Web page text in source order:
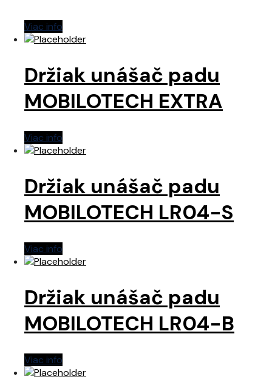
Viac info
Držiak unášač padu
MOBILOTECH EXTRA
Viac info
Držiak unášač padu
MOBILOTECH LR04-S
Viac info
Držiak unášač padu
MOBILOTECH LR04-B
Viac info